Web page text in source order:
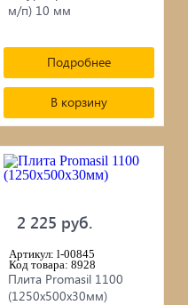
м/п) 10 мм
Подробнее
В корзину
2 225 руб.
Артикул: l-00845
Код товара: 8928
Плита Promasil 1100
(1250х500х30мм)